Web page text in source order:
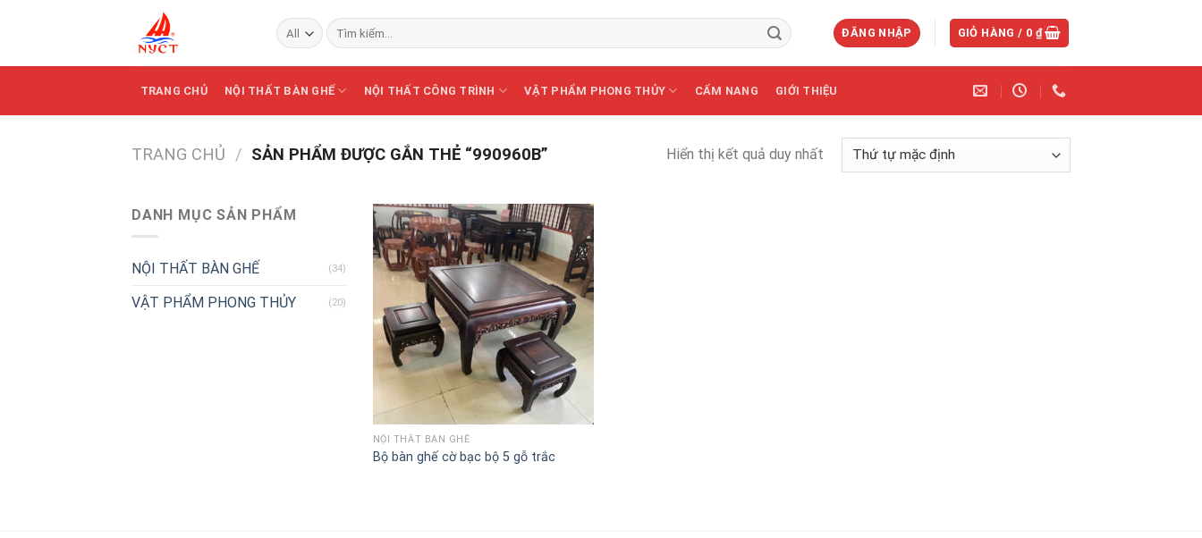
Tìm
kiếm:
ĐĂNG NHẬP GIỎ HÀNG / 0 ₫
TRANG CHỦ NỘI THẤT BÀN GHẾ NỘI THẤT CÔNG TRÌNH VẬT PHẨM PHONG THỦY CẨM NANG GIỚI THIỆU
TRANG CHỦ / SẢN PHẨM ĐƯỢC GẮN THẺ “990960B” Hiển thị kết quả duy nhất
DANH MỤC SẢN PHẨM
NỘI THẤT BÀN GHẾ (34)
VẬT PHẨM PHONG THỦY (20)
NỘI THẤT BÀN GHẾ
Bộ bàn ghế cờ bạc bộ 5 gỗ trắc